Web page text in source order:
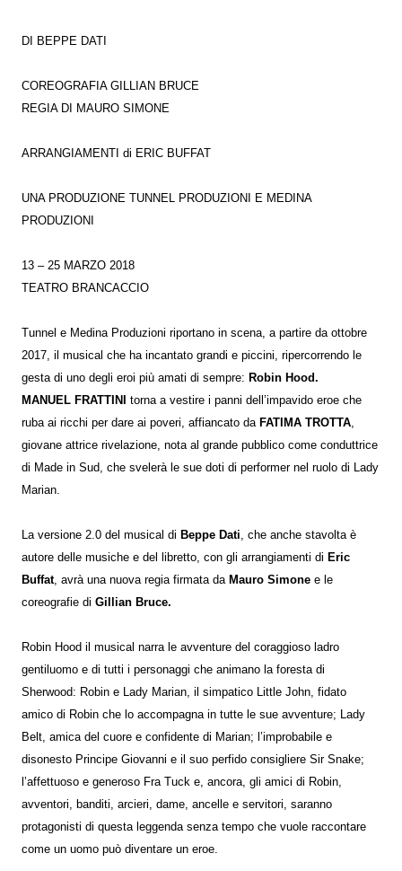
DI BEPPE DATI
COREOGRAFIA GILLIAN BRUCE
REGIA DI MAURO SIMONE
ARRANGIAMENTI di ERIC BUFFAT
UNA PRODUZIONE TUNNEL PRODUZIONI E MEDINA
PRODUZIONI
13 – 25 MARZO 2018
TEATRO BRANCACCIO
Tunnel e Medina Produzioni riportano in scena, a partire da ottobre
2017, il musical che ha incantato grandi e piccini, ripercorrendo le
gesta di uno degli eroi più amati di sempre: Robin Hood.
MANUEL FRATTINI
torna a vestire i panni dell’impavido eroe che
ruba ai ricchi per dare ai poveri, affiancato da FATIMA TROTTA,
giovane attrice rivelazione, nota al grande pubblico come conduttrice
di Made in Sud, che svelerà le sue doti di performer nel ruolo di Lady
Marian.
La versione 2.0 del musical di Beppe Dati, che anche stavolta è
autore delle musiche e del libretto, con gli arrangiamenti di Eric
Buffat, avrà una nuova regia firmata da Mauro Simone e le
coreografie di Gillian Bruce.
Robin Hood il musical narra le avventure del coraggioso ladro
gentiluomo e di tutti i personaggi che animano la foresta di
Sherwood: Robin e Lady Marian, il simpatico Little John, fidato
amico di Robin che lo accompagna in tutte le sue avventure; Lady
Belt, amica del cuore e confidente di Marian; l’improbabile e
disonesto Principe Giovanni e il suo perfido consigliere Sir Snake;
l’affettuoso e generoso Fra Tuck e, ancora, gli amici di Robin,
avventori, banditi, arcieri, dame, ancelle e servitori, saranno
protagonisti di questa leggenda senza tempo che vuole raccontare
come un uomo può diventare un eroe.